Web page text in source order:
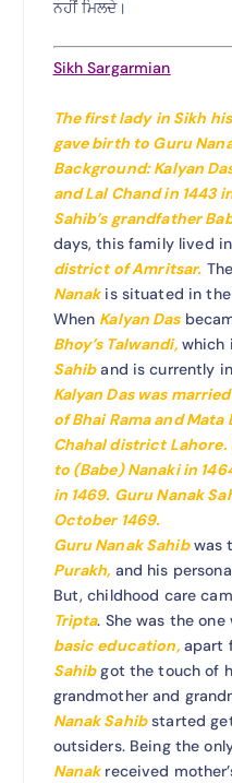
ਨਹੀਂ ਮਿਲਦੇ।
Sikh Sargarmian
The first lady in Sikh
gave birth to Guru
Background: Kalyan
and Lal Chand in 1443
Sahib’s grandfather
days, this family lived in
district of Amritsar.
Nanakis situated in the
When Kalyan Das
Bhoy’s Talwandi,which
Sahiband is currently in
Kalyan Das was
of Bhai Rama and
Chahal district Lahore.
to (Babe) Nanaki in
in 1469. Guru Nanak
October 1469.
Guru Nanak Sahibwas
Purakh,and his
But, childhood care
Tripta. She was the
basic education,apart
Sahibgot the touch of
grandmother and
Nanak Sahibstarted
outsiders. Being the
Nanakreceived